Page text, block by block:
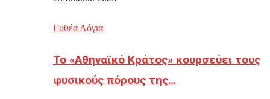
Ευθέα Λόγια
Το «Αθηναϊκό Κράτος» κουρσεύει τους
φυσικούς πόρους της…